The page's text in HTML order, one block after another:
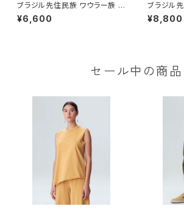
ブラジル先住民族 ワウラー族 ビ
ーズブレスレット 0.5cm幅 内周
16cm
¥6,600
ブラジル
ーズブレ
15cm
¥8,800
セール中の商品